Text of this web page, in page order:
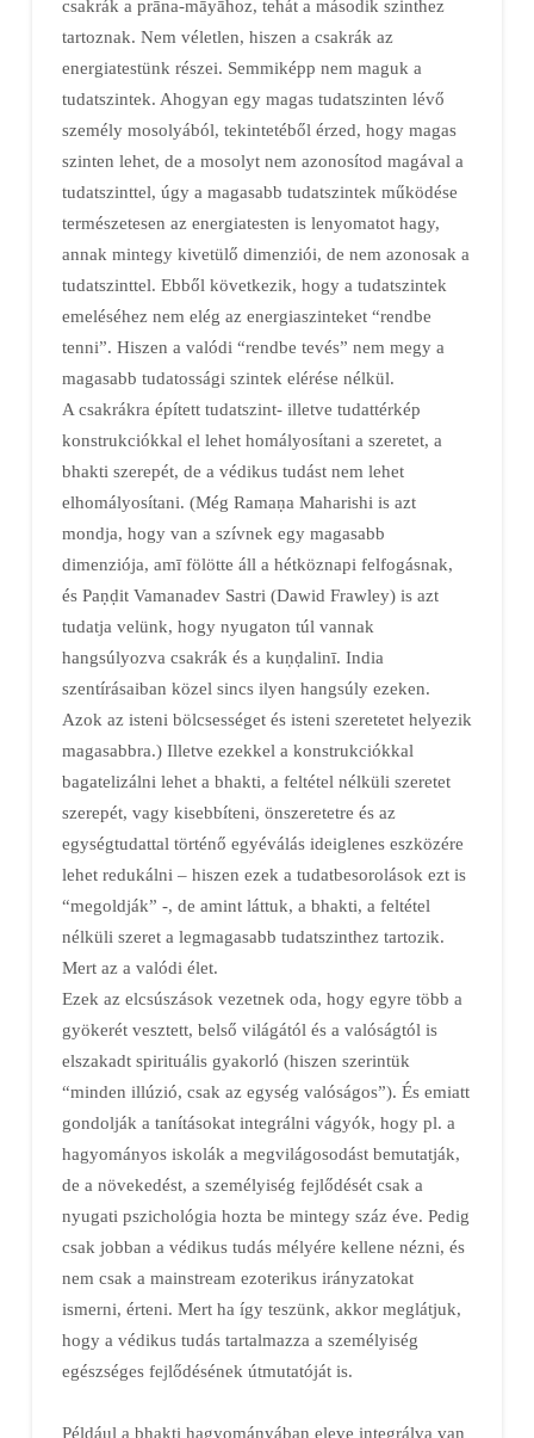
csakrák a prāna-māyāhoz, tehát a második szinthez
tartoznak. Nem véletlen, hiszen a csakrák az
energiatestünk részei. Semmiképp nem maguk a
tudatszintek. Ahogyan egy magas tudatszinten lévő
személy mosolyából, tekintetéből érzed, hogy magas
szinten lehet, de a mosolyt nem azonosítod magával a
tudatszinttel, úgy a magasabb tudatszintek működése
természetesen az energiatesten is lenyomatot hagy,
annak mintegy kivetülő dimenziói, de nem azonosak a
tudatszinttel. Ebből következik, hogy a tudatszintek
emeléséhez nem elég az energiaszinteket “rendbe
tenni”. Hiszen a valódi “rendbe tevés” nem megy a
magasabb tudatossági szintek elérése nélkül.
A csakrákra épített tudatszint- illetve tudattérkép
konstrukciókkal el lehet homályosítani a szeretet, a
bhakti szerepét, de a védikus tudást nem lehet
elhomályosítani. (Még Ramaṇa Maharishi is azt
mondja, hogy van a szívnek egy magasabb
dimenziója, amī fölötte áll a hétköznapi felfogásnak,
és Paṇḍit Vamanadev Sastri (Dawid Frawley) is azt
tudatja velünk, hogy nyugaton túl vannak
hangsúlyozva csakrák és a kuṇḍalinī. India
szentírásaiban közel sincs ilyen hangsúly ezeken.
Azok az isteni bölcsességet és isteni szeretetet helyezik
magasabbra.) Illetve ezekkel a konstrukciókkal
bagatelizálni lehet a bhakti, a feltétel nélküli szeretet
szerepét, vagy kisebbíteni, önszeretetre és az
egységtudattal történő egyéválás ideiglenes eszközére
lehet redukálni – hiszen ezek a tudatbesorolások ezt is
“megoldják” -, de amint láttuk, a bhakti, a feltétel
nélküli szeret a legmagasabb tudatszinthez tartozik.
Mert az a valódi élet.
Ezek az elcsúszások vezetnek oda, hogy egyre több a
gyökerét vesztett, belső világától és a valóságtól is
elszakadt spirituális gyakorló (hiszen szerintük
“minden illúzió, csak az egység valóságos”). És emiatt
gondolják a tanításokat integrálni vágyók, hogy pl. a
hagyományos iskolák a megvilágosodást bemutatják,
de a növekedést, a személyiség fejlődését csak a
nyugati pszichológia hozta be mintegy száz éve. Pedig
csak jobban a védikus tudás mélyére kellene nézni, és
nem csak a mainstream ezoterikus irányzatokat
ismerni, érteni. Mert ha így teszünk, akkor meglátjuk,
hogy a védikus tudás tartalmazza a személyiség
egészséges fejlődésének útmutatóját is.
Például a bhakti hagyományában eleve integrálva van